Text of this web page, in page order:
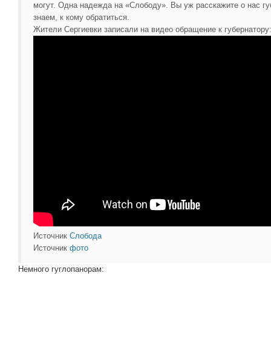
могут. Одна надежда на «Слободу». Вы уж расскажите о нас
знаем, к кому обратиться.
Жители Сергиевки записали на видео обращение к губернатору:
Источник Слобода
Источник фото
Немного гуглопанорам: